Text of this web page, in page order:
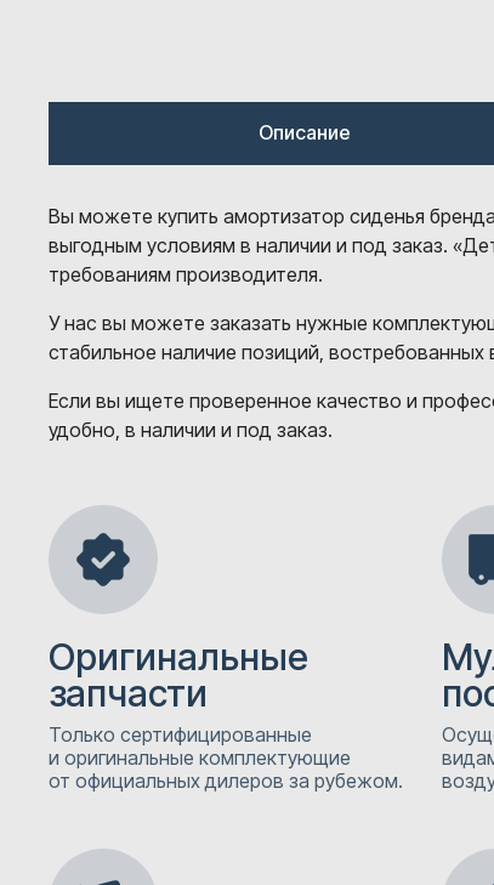
Описание
Вы можете купить амортизатор сиденья
выгодным условиям в наличии и под заказ.
требованиям производителя.
У нас вы можете заказать нужные
стабильное наличие позиций,
Если вы ищете проверенное качество и
удобно, в наличии и под заказ.
Оригинальные
запчасти
Только сертифицированные
и оригинальные комплектующие
от официальных дилеров за рубежом.